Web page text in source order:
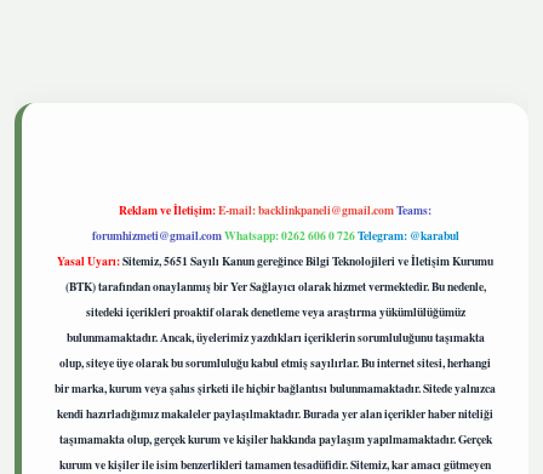
Reklam ve İletişim:E-mail:backlinkpaneli@gmail.comTeams:
forumhizmeti@gmail.comWhatsapp: 0262 606 0 726Telegram: @karabul
Yasal Uyarı:Sitemiz, 5651 Sayılı Kanun gereğince Bilgi Teknolojileri ve İletişim Kurumu
(BTK) tarafından onaylanmış bir Yer Sağlayıcı olarak hizmet vermektedir. Bu nedenle,
sitedeki içerikleri proaktif olarak denetleme veya araştırma yükümlülüğümüz
bulunmamaktadır. Ancak, üyelerimiz yazdıkları içeriklerin sorumluluğunu taşımakta
olup, siteye üye olarak bu sorumluluğu kabul etmiş sayılırlar. Bu internet sitesi, herhangi
bir marka, kurum veya şahıs şirketi ile hiçbir bağlantısı bulunmamaktadır. Sitede yalnızca
kendi hazırladığımız makaleler paylaşılmaktadır. Burada yer alan içerikler haber niteliği
taşımamakta olup, gerçek kurum ve kişiler hakkında paylaşım yapılmamaktadır. Gerçek
kurum ve kişiler ile isim benzerlikleri tamamen tesadüfidir. Sitemiz, kar amacı gütmeyen